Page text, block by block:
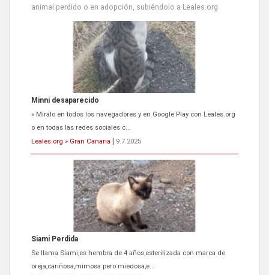
animal perdido o en adopción, subiéndolo a Leales.org
Minni desaparecido
» Míralo en todos los navegadores y en Google Play con Leales.org
o en todas las redes sociales c...
Leales.org » Gran Canaria
9.7.2025
Siami Perdida
Se llama Siami,es hembra de 4 años,esterilizada con marca de
oreja,cariñosa,mimosa pero miedosa,e...